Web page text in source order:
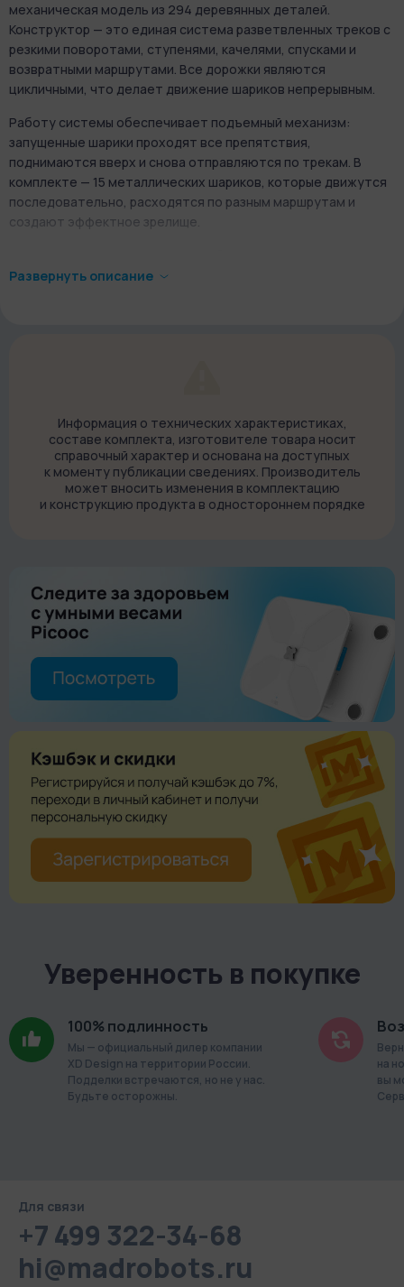
механическая модель из 294 деревянных деталей.
Конструктор — это единая система разветвленных треков с
резкими поворотами, ступенями, качелями, спусками и
возвратными маршрутами. Все дорожки являются
цикличными, что делает движение шариков непрерывным.
Работу системы обеспечивает подъемный механизм:
запущенные шарики проходят все препятствия,
поднимаются вверх и снова отправляются по трекам. В
комплекте — 15 металлических шариков, которые движутся
последовательно, расходятся по разным маршрутам и
создают эффектное зрелище.
элементы работают за счет инерции и плавного
готовом виде украсит интерьер.
Развернуть описание
Информация о технических характеристиках,
составе комплекта, изготовителе товара носит
справочный характер и основана на доступных
к моменту публикации сведениях. Производитель
может вносить изменения в комплектацию
и конструкцию продукта в одностороннем порядке
Уверенность в покупке
100% подлинность
Мы — официальный дилер компании
XD Design на территории России.
Подделки встречаются, но не у нас.
Будьте осторожны.
на
вы
Для связи
+7 499 322-34-68
hi@madrobots.ru